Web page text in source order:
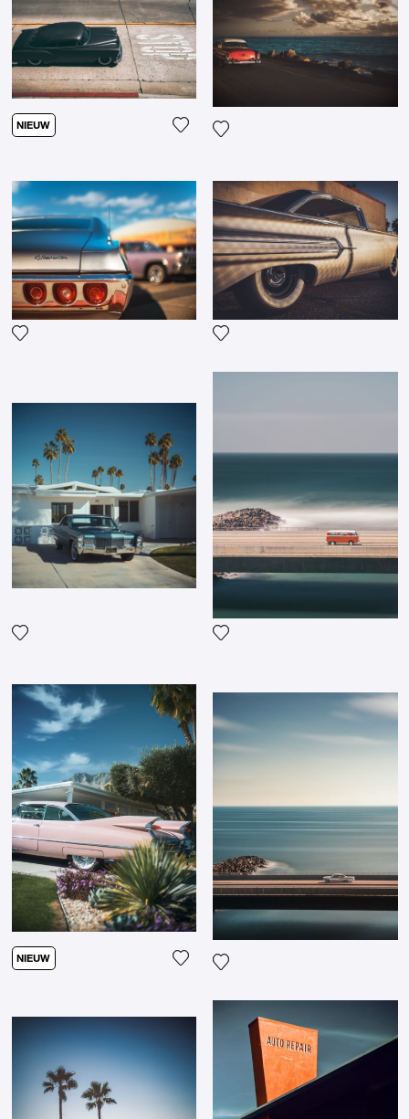
NIEUW
Voeg het product toe aan mijn
NIEUW
Voeg het product toe aan mijn